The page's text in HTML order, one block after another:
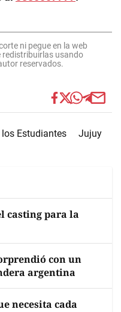
ni pegue en la web
redistribuirlas usando
reservados.
Estudiantes Jujuy
casting para la
con un
argentina
necesita cada